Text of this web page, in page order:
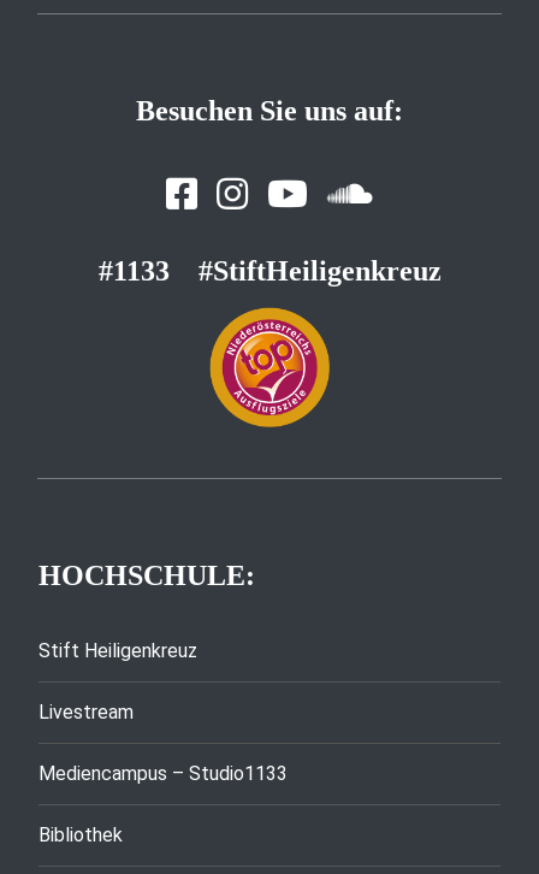
Besuchen Sie uns auf:
#1133 #StiftHeiligenkreuz
HOCHSCHULE:
Stift Heiligenkreuz
Livestream
Mediencampus – Studio1133
Bibliothek